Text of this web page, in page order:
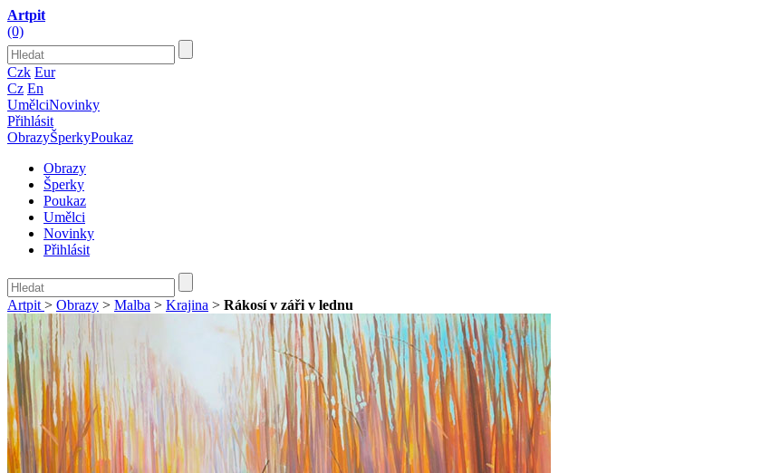
Artpit
(0)
Czk Eur
Cz En
UmělciNovinky
Přihlásit
ObrazyŠperkyPoukaz
Obrazy
Šperky
Poukaz
Umělci
Novinky
Přihlásit
Artpit > Obrazy > Malba > Krajina > Rákosí v záři v lednu